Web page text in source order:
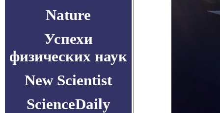
Nature
Успехи
физических наук
New Scientist
ScienceDaily